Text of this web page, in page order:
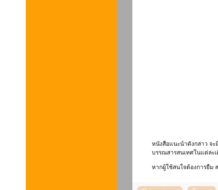
หนังสือแนะนำดังกล่าว จ
บรรณสารสนเทศในแต่ละ
หากผู้ใช้สนใจต้องการยืม